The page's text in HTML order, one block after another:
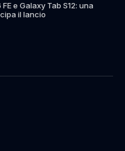
e Galaxy Tab S12: una
il lancio